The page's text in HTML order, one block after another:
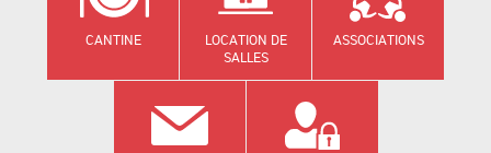
CANTINE
LOCATION DE
SALLES
ASSOCIATIONS